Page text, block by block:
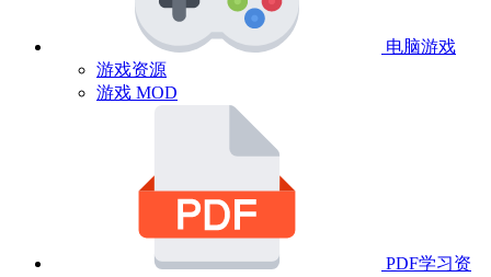
电脑游戏
游戏资源
游戏 MOD
PDF学习资